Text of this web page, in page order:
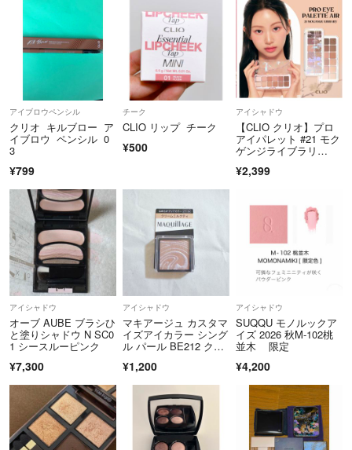
アイブロウペンシル
クリオ キルブロー ア
イブロウ ペンシル 0
3
¥799
チーク
CLIO リップ チーク
¥500
アイシャドウ
【CLIO クリオ】プロ
アイパレット #21 モク
ゲンジライブラリ
¥2,399
アイシャドウ
オーブ AUBE ブラシひ
と塗りシャドウ N SC0
1 シースルーピンク
¥7,300
アイシャドウ
マキアージュ カスタマ
イズアイカラー シング
ル パール BE212 クリ
¥1,200
アイシャドウ
SUQQU モノルックア
イズ 2026 秋M-102桃
並木 限定
¥4,200